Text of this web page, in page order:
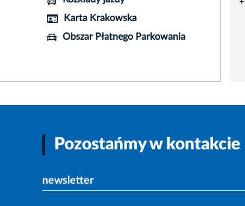
Karta Krakowska
Obszar Płatnego Parkowania
Pozostańmy w kontakcie
newsletter